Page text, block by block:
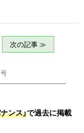
次の記事 ≫
ンス」で過去に掲載